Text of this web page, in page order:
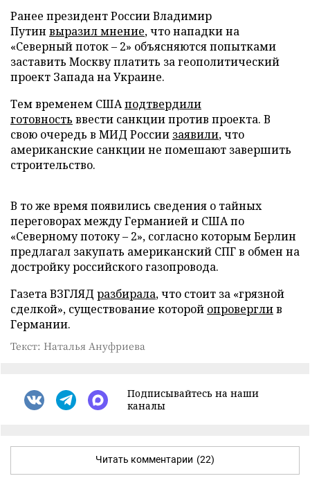
Ранее президент России Владимир
Путин выразил мнение, что нападки на
«Северный поток – 2» объясняются попытками
заставить Москву платить за геополитический
проект Запада на Украине.
Тем временем СШАподтвердили
готовность ввести санкции против проекта. В
свою очередь в МИД России заявили, что
американские санкции не помешают завершить
строительство.
В то же время появились сведения о тайных
переговорах между Германией и США по
«Северному потоку – 2», согласно которым Берлин
предлагал закупать американский СПГ в обмен на
достройку российского газопровода.
Газета ВЗГЛЯД разбирала, что стоит за «грязной
сделкой», существование которой опроверглив
Германии.
Текст: Наталья Ануфриева
Подписывайтесь на наши
каналы
Читать комментарии (22)